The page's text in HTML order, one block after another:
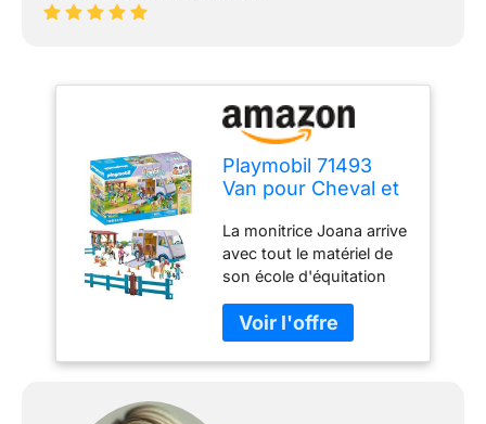
Playmobil 71493
Van pour Cheval et
- Horses of
Waterfall - Gamme
Horses of Waterfall
fabriquée avec Plus
de 80% de
matériaux recyclés
ou biosourcés en
La monitrice Joana arrive
avec tout le matériel de
son école d'équitation
la magie du monde
équestre. Avec son
véhicule équipé, deux